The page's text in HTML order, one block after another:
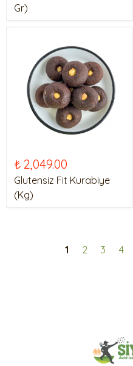
Gr)
₺ 2,049.00
Glutensiz Fit Kurabiye
(Kg)
1 2 3 4